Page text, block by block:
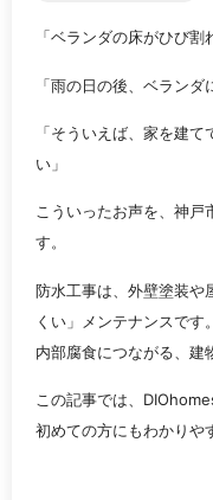
「ベランダの床がひび割
「雨の日の後、ベランダ
「そういえば、家を建
い」
こういったお声を、神戸
す。
防水工事は、外壁塗装や
くい」メンテナンスで
内部腐食につながる、建
この記事では、
初めての方にもわかりや